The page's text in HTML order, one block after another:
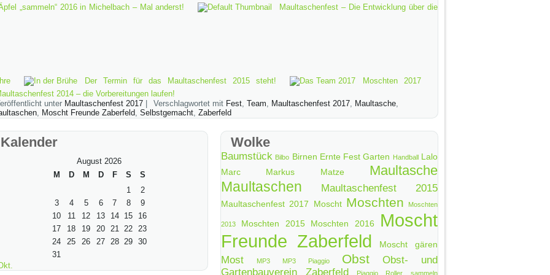
„sammeln“ 2016 in Michelbach – Mal anderst! Maultaschenfest – Die Entwicklung über die
Der Termin für das Maultaschenfest 2015 steht!
Moschten 2017
2014 – die Vorbereitungen laufen!
unter Maultaschenfest 2017 Verschlagwortet mit Fest, Team, Maultaschenfest 2017, Maultasche,
, Moscht Freunde Zaberfeld, Selbstgemacht, Zaberfeld
Kalender
August 2026
M
D M D F S
S
1
2
3
4 5 6 7 8
9
10
11 12 13 14 15
16
17
18 19 20 21 22 23
24
25 26 27 28 29 30
31
Wolke
Baumstück Bilbo Birnen Ernte Fest Garten Handball Lalo
Marc
Markus Matze Maultasche
Maultaschen Maultaschenfest 2015
Maultaschenfest 2017 Moscht Moschten Moschten
2013 Moschten 2015 Moschten 2016
Moscht
Freunde Zaberfeld
Moscht gären
Most MP3 MP3 Piaggio Obst
Obst- und
Gartenbauverein Zaberfeld
Piaggio Roller sammeln